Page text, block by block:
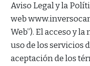
Aviso Legal y la
web
Web”). El acceso y
uso de los servicios
aceptación de los